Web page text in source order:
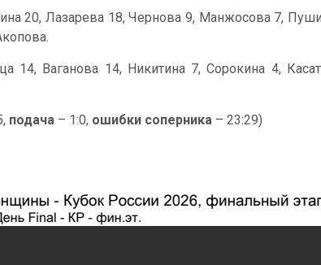
20, Лазарева 18, Чернова 9, Манжосова 7,
14, Ваганова 14, Никитина 7, Сорокина 4,
подача – 1:0, ошибки соперника – 23:29)